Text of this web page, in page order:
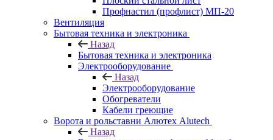
Профнастил (профлист) МП-20
Вентиляция
Бытовая техника и электроника
Назад
Бытовая техника и электроника
Электрооборудование
Назад
Электрооборудование
Обогреватели
Кабели греющие
Ворота и рольставни Алютех Alutech
Назад